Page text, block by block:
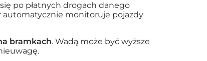
po płatnych drogach danego
automatycznie monitoruje pojazdy
bramkach. Wadą może być wyższe